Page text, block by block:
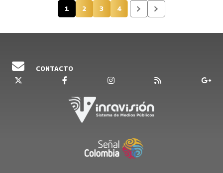
Página actual
1 Página
2 Página
3 Página
4
CONTACTO